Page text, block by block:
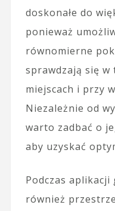
doskonałe do
ponieważ
równomierne
sprawdzają się
miejscach i przy
Niezależnie od
warto zadbać o
aby uzyskać
Podczas
również